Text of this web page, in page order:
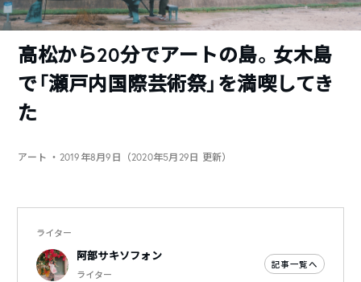
高松から20分でアートの島。女木島
で「瀬戸内国際芸術祭」を満喫してき
た
アート ・2019年8月9日（2020年5月29日 更新）
ライター
阿部サキソフォン
ライター
記事一覧へ